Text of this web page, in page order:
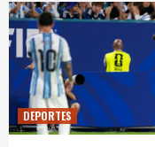
DEPORTES